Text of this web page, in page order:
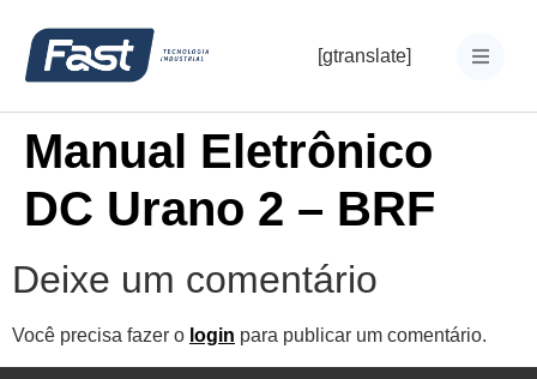
[gtranslate]
Manual Eletrônico
DC Urano 2 – BRF
Deixe um comentário
Você precisa fazer o login para publicar um comentário.